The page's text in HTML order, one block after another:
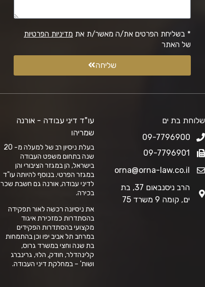
* בשליחת הפרטים את/ה מאשר/ת את מדיניות הפרטיות
של האתר
שליחה
שלוחת בת ים
09-7796900
09-7796901
orna@orna-law.co.il
הרב ניסנבאום 37, בת
ים, קומה 9 משרד 75
עו"ד דיני עבודה - אורנה
שמריהו
בעלת ניסיון רב של למעלה מ- 20
שנה בתחום משפט העבודה
בישראל, הן במגזר הציבורי והן
במגזר הפרטי. בנוסף להיותה עו"ד
לדיני עבודה, אורנה גם חשבת שכר
בכירה.
את ניסיונה רכשה לאור תפקידה
בהסתדרות כמזכירת איגוד
מקצועי בהסתדרות הפקידים
במרחב תל אביב יפו וכן בהתמחות
בת שנה וחצי במשרד גרוס,
קלינהדלר, חודק, הלוי, גרינברג
ושות' – במחלקת דיני העבודה.